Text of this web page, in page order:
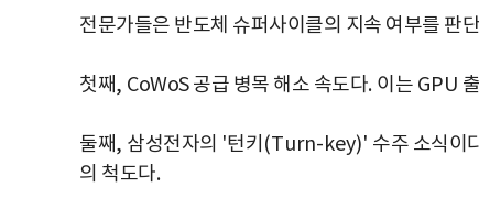
전문가들은 반도체 슈퍼사이클의 지속 여부를 판
첫째, CoWoS 공급 병목 해소 속도다. 이는 GPU
둘째, 삼성전자의 '턴키 (Turn-key)' 수주 소식이
의 척도다.